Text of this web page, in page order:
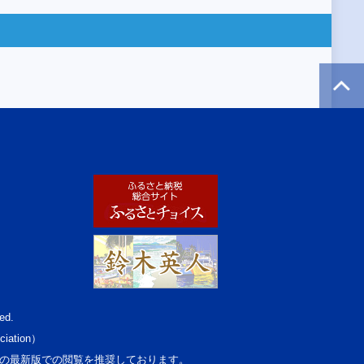
）
新版での閲覧を推奨しております。